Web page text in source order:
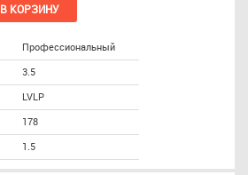
В КОРЗИНУ
Профессиональный
3.5
LVLP
178
1.5